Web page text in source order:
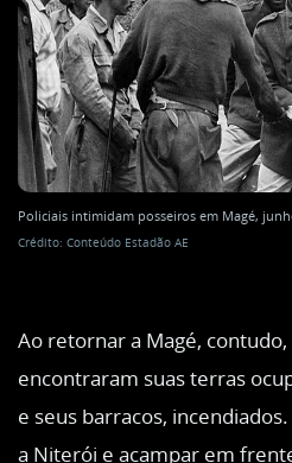
Policiais intimidam posseiros em Magé,
Crédito: Conteúdo Estadão AE
Ao retornar a Magé,
encontraram suas terras
e seus barracos,
a Niterói e acampar em